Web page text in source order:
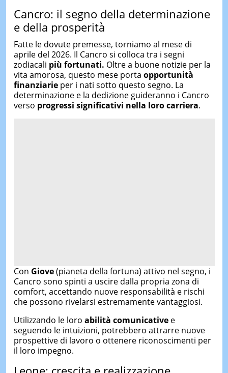
Cancro: il segno della determinazione
e della prosperità
Fatte le dovute premesse, torniamo al mese di
aprile del 2026. Il Cancro si colloca tra i segni
zodiacali più fortunati. Oltre a buone notizie per la
vita amorosa, questo mese porta opportunità
finanziarieper i nati sotto questo segno. La
determinazione e la dedizione guideranno i Cancro
verso progressi significativi nella loro carriera.
Con Giove(pianeta della fortuna) attivo nel segno, i
Cancro sono spinti a uscire dalla propria zona di
comfort, accettando nuove responsabilità e rischi
che possono rivelarsi estremamente vantaggiosi.
Utilizzando le loro abilità comunicativee
seguendo le intuizioni, potrebbero attrarre nuove
prospettive di lavoro o ottenere riconoscimenti per
il loro impegno.